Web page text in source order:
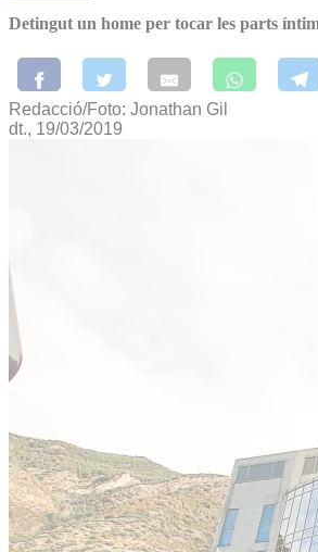
Detingut un home per tocar les parts
Redacció/Foto: Jonathan Gil
dt., 19/03/2019